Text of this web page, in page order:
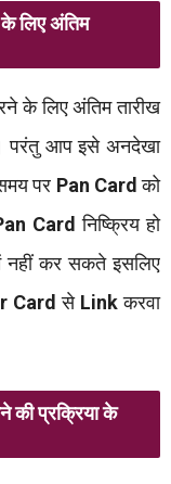
लिए अंतिम
के लिए अंतिम तारीख
परंतु आप इसे अनदेखा
पर Pan Card को
Card निष्क्रिय हो
नहीं कर सकते इसलिए
Card से Linkकरवा
की प्रक्रिया के